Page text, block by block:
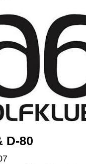
D-80